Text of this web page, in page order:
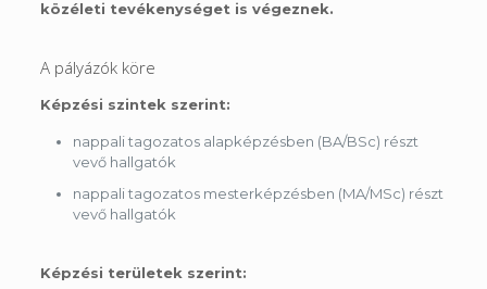
közéleti tevékenységet is végeznek.
A pályázók köre
Képzési szintek szerint:
nappali tagozatos alapképzésben (BA/BSc) részt
vevő hallgatók
nappali tagozatos mesterképzésben (MA/MSc) részt
vevő hallgatók
Képzési területek szerint: